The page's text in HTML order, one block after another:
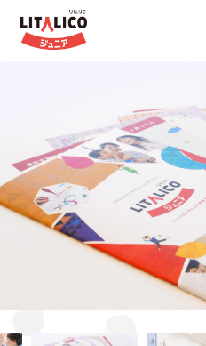
LITALICOジュニアとは
教室を探す
パーソナルコース
発達障害や学習障害があ
なるお子さまを支援する
者証の有無に関係なく、
対象年齢：0歳～高校3年
スタンダードコース
児童福祉法に基づき運営
スタンダードコース 無
LITALICOジュニア
志木教室
東武東上線「志木駅」より徒歩3分
東武東上線「朝霞台駅」より徒歩7分
フォームで
問い合わせる
電話で問い合
0120-974-763
平日10:00～17:00／